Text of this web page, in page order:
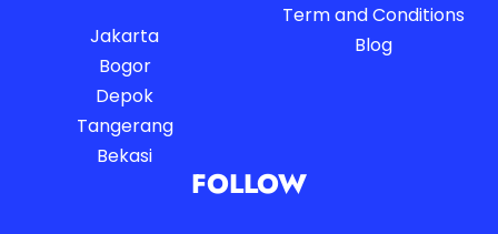
Jakarta
Bogor
Depok
Tangerang
Bekasi
Term and Conditions
Blog
FOLLOW